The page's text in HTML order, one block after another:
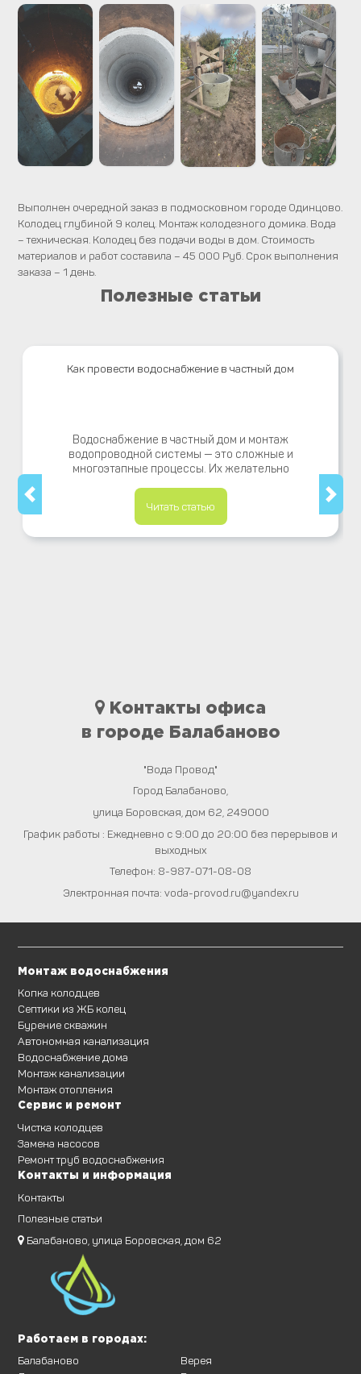
Выполнен очередной заказ в подмосковном городе Одинцово.
Колодец глубиной 9 колец. Монтаж колодезного домика. Вода
– техническая. Колодец без подачи воды в дом. Стоимость
материалов и работ составила – 45 000 Руб. Срок выполнения
заказа – 1 день.
Полезные статьи
Как провести водоснабжение в частный дом
Водоснабжение в частный дом и монтаж
водопроводной системы — это сложные и
многоэтапные процессы. Их желательно
Читать статью
Контакты офиса
в городе Балабаново
"Вода Провод"
Город Балабаново,
улица Боровская, дом 62 249000
График работы : Ежедневно с 9:00 до 20:00 без перерывов и
выходных
Телефон: 8-987-071-08-08
Электронная почта: voda-provod.ru@yandex.ru
Монтаж водоснабжения
Копка колодцев
Септики из ЖБ колец
Бурение скважин
Автономная канализация
Водоснабжение дома
Монтаж канализации
Монтаж отопления
Сервис и ремонт
Чистка колодцев
Замена насосов
Ремонт труб водоснабжения
Контакты и информация
Контакты
Полезные статьи
Балабаново, улица Боровская, дом 62
Работаем в городах:
Балабаново
Верея